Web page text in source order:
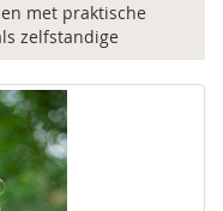
met praktische
zelfstandige